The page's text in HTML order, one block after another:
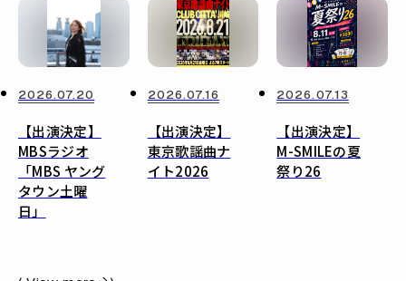
2026.07.20
【出演決定】
MBSラジオ
「MBS ヤング
タウン土曜
日」
2026.07.16
【出演決定】
東京歌謡曲ナ
イト2026
2026.07.13
【出演決定】
M-SMILEの夏
祭り26